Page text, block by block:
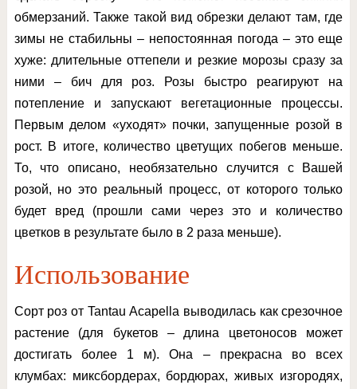
обмерзаний. Также такой вид обрезки делают там, где
зимы не стабильны – непостоянная погода – это еще
хуже: длительные оттепели и резкие морозы сразу за
ними – бич для роз. Розы быстро реагируют на
потепление и запускают вегетационные процессы.
Первым делом «уходят» почки, запущенные розой в
рост. В итоге, количество цветущих побегов меньше.
То, что описано, необязательно случится с Вашей
розой, но это реальный процесс, от которого только
будет вред (прошли сами через это и количество
цветков в результате было в 2 раза меньше).
Использование
Сорт роз от Tantau Acapella выводилась как срезочное
растение (для букетов – длина цветоносов может
достигать более 1 м). Она – прекрасна во всех
клумбах: миксбордерах, бордюрах, живых изгородях,